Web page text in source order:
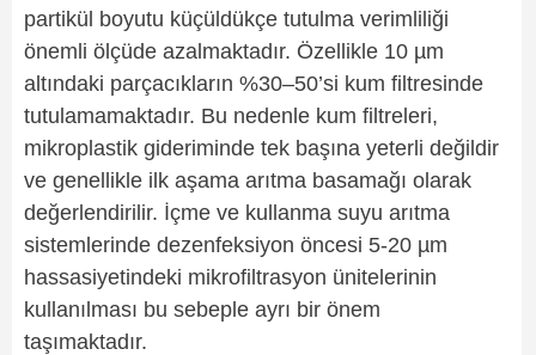
partikül boyutu küçüldükçe tutulma verimliliği
önemli ölçüde azalmaktadır. Özellikle 10 µm
altındaki parçacıkların %30–50’si kum filtresinde
tutulamamaktadır. Bu nedenle kum filtreleri,
mikroplastik gideriminde tek başına yeterli değildir
ve genellikle ilk aşama arıtma basamağı olarak
değerlendirilir. İçme ve kullanma suyu arıtma
sistemlerinde dezenfeksiyon öncesi 5-20 µm
hassasiyetindeki mikrofiltrasyon ünitelerinin
kullanılması bu sebeple ayrı bir önem
taşımaktadır.